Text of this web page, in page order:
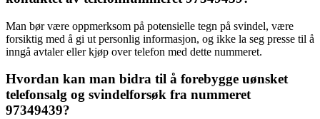
Man bør være oppmerksom på potensielle tegn på svindel, være
forsiktig med å gi ut personlig informasjon, og ikke la seg presse til å
inngå avtaler eller kjøp over telefon med dette nummeret.
Hvordan kan man bidra til å forebygge uønsket
telefonsalg og svindelforsøk fra nummeret
97349439?